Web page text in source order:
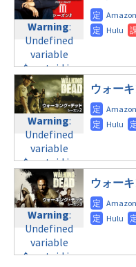
child/post-
formats/format-
tax.phpon
line115
Warning:
Undefined
variable
$post_id in
/home/c4607168/
doga.com/wp-
content/themes/
child/post-
formats/format-
tax.phpon
line115
content/themes/
child/post-
formats/format-
tax.phpon
line112
Warning:
Undefined
variable
$post_id in
/home/c4607168/
doga.com/wp-
content/themes/
child/post-
formats/format-
tax.phpon
line115
Warning:
Undefined
variable
$post_id in
/home/c4607168/
doga.com/wp-
content/themes/
child/post-
formats/format-
tax.phpon
line112
Warning:
Undefined
variable
$post_id in
/home/c4607168/
Warning:
Undefined
variable
$post_id in
/home/c4607168/
doga.com/wp-
content/themes/
child/post-
formats/format-
tax.phpon
line112
ウォー
Warning:
Undefined
variable
$post_id in
ウォー